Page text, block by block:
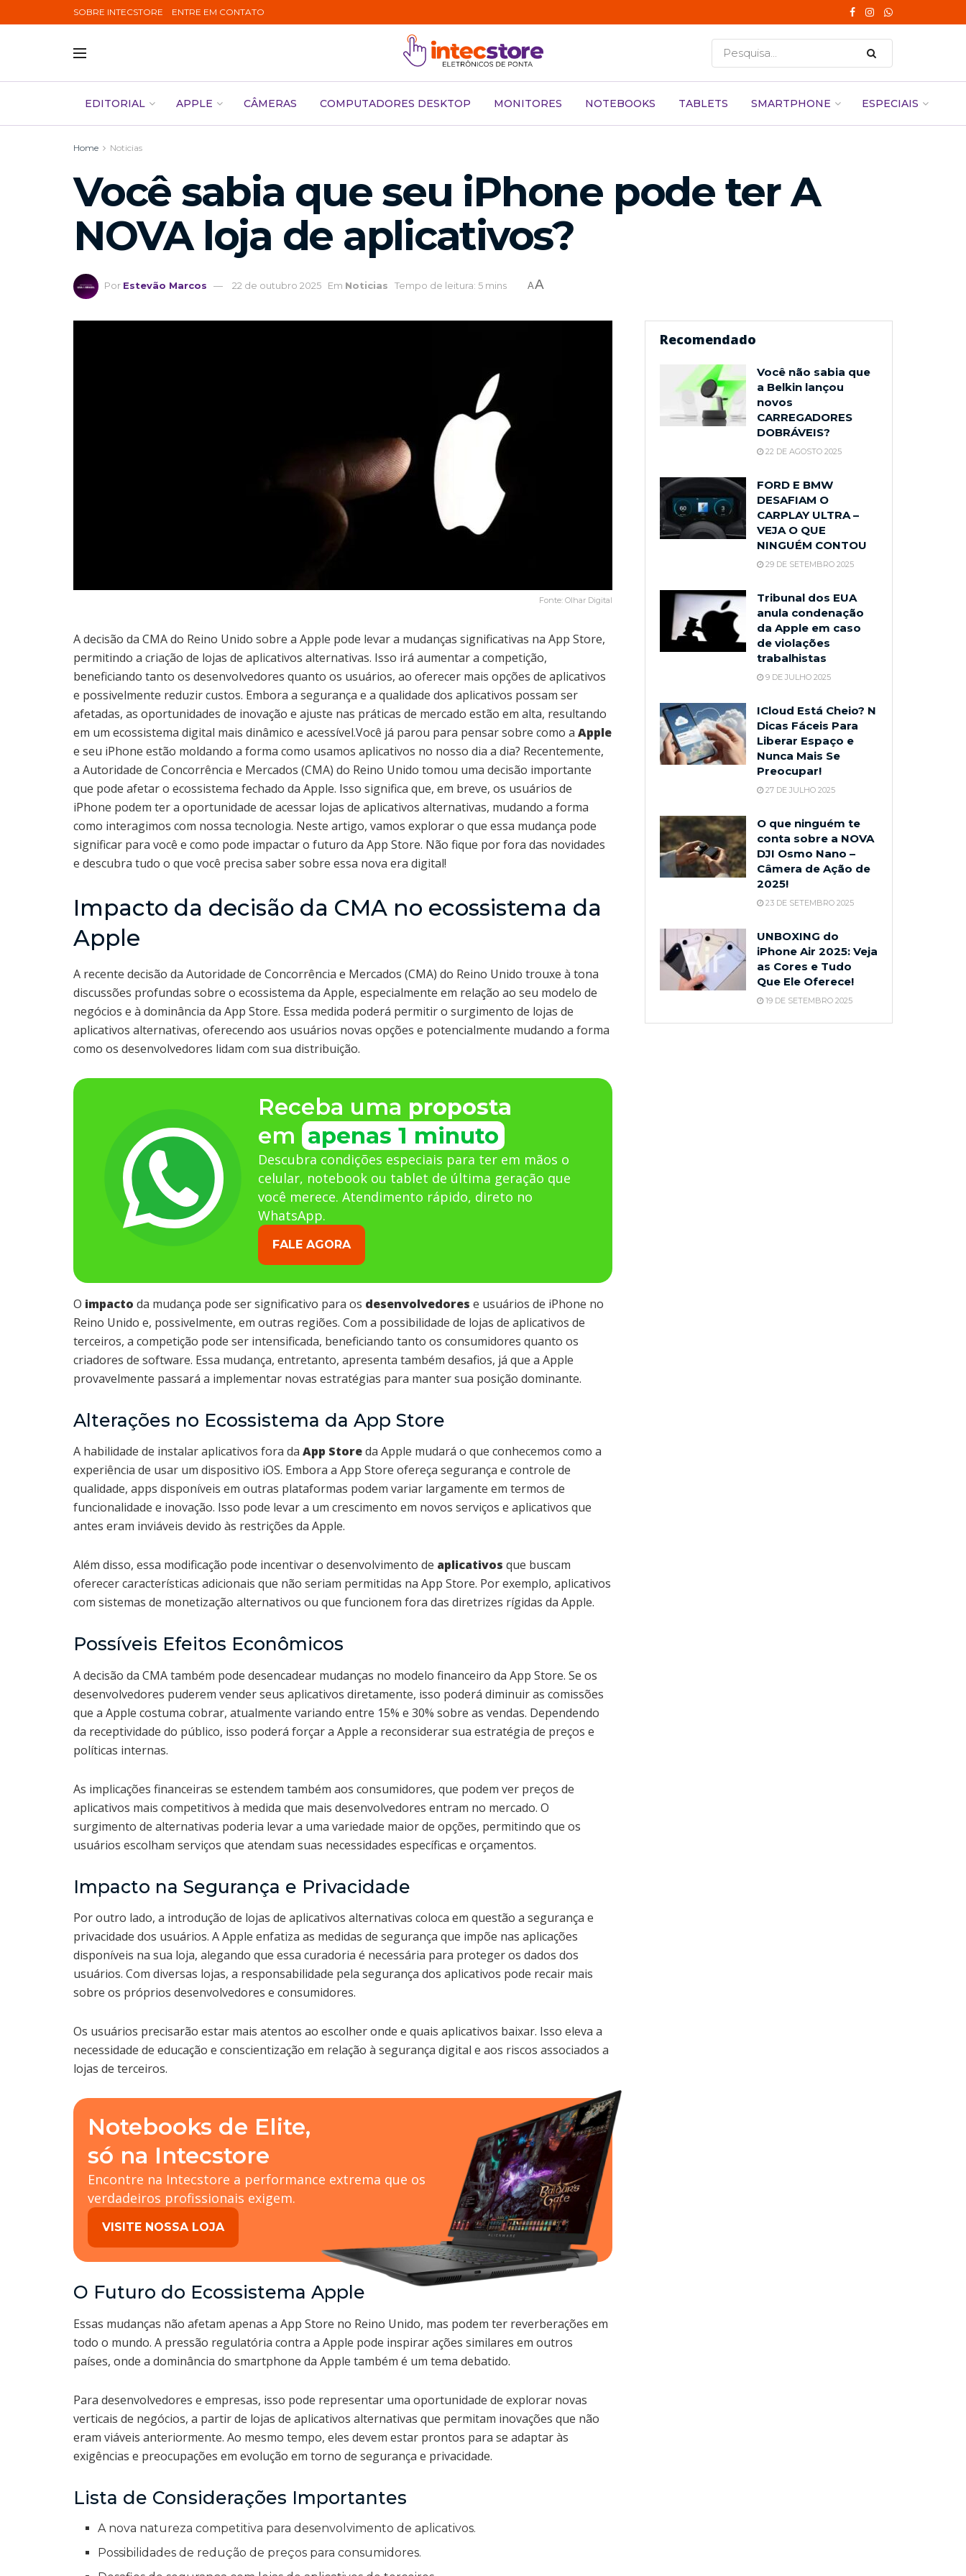
SOBRE INTECSTORE ENTRE EM CONTATO
EDITORIAL APPLE CÂMERAS COMPUTADORES DESKTOP MONITORES NOTEBOOKS TABLETS SMARTPHONE ESPECIAIS
Home Noticias
Você sabia que seu iPhone pode ter A
NOVA loja de aplicativos?
Por Estevão Marcos 22 de outubro 2025 Em Noticias Tempo de leitura: 5 mins AA
Fonte: Olhar Digital
A decisão da CMA do Reino Unido sobre a Apple pode levar a mudanças significativas na App Store,
permitindo a criação de lojas de aplicativos alternativas. Isso irá aumentar a competição,
beneficiando tanto os desenvolvedores quanto os usuários, ao oferecer mais opções de aplicativos
e possivelmente reduzir custos. Embora a segurança e a qualidade dos aplicativos possam ser
afetadas, as oportunidades de inovação e ajuste nas práticas de mercado estão em alta, resultando
em um ecossistema digital mais dinâmico e acessível.Você já parou para pensar sobre como a Apple
e seu iPhone estão moldando a forma como usamos aplicativos no nosso dia a dia? Recentemente,
a Autoridade de Concorrência e Mercados (CMA) do Reino Unido tomou uma decisão importante
que pode afetar o ecossistema fechado da Apple. Isso significa que, em breve, os usuários de
iPhone podem ter a oportunidade de acessar lojas de aplicativos alternativas, mudando a forma
como interagimos com nossa tecnologia. Neste artigo, vamos explorar o que essa mudança pode
significar para você e como pode impactar o futuro da App Store. Não fique por fora das novidades
e descubra tudo o que você precisa saber sobre essa nova era digital!
Impacto da decisão da CMA no ecossistema da
Apple
A recente decisão da Autoridade de Concorrência e Mercados (CMA) do Reino Unido trouxe à tona
discussões profundas sobre o ecossistema da Apple, especialmente em relação ao seu modelo de
negócios e à dominância da App Store. Essa medida poderá permitir o surgimento de lojas de
aplicativos alternativas, oferecendo aos usuários novas opções e potencialmente mudando a forma
como os desenvolvedores lidam com sua distribuição.
Receba uma proposta
em apenas 1 minuto
Descubra condições especiais para ter em mãos o
celular, notebook ou tablet de última geração que
você merece. Atendimento rápido, direto no
WhatsApp.
FALE AGORA
O impacto da mudança pode ser significativo para os desenvolvedores e usuários de iPhone no
Reino Unido e, possivelmente, em outras regiões. Com a possibilidade de lojas de aplicativos de
terceiros, a competição pode ser intensificada, beneficiando tanto os consumidores quanto os
criadores de software. Essa mudança, entretanto, apresenta também desafios, já que a Apple
provavelmente passará a implementar novas estratégias para manter sua posição dominante.
Alterações no Ecossistema da App Store
A habilidade de instalar aplicativos fora da App Storeda Apple mudará o que conhecemos como a
experiência de usar um dispositivo iOS. Embora a App Store ofereça segurança e controle de
qualidade, apps disponíveis em outras plataformas podem variar largamente em termos de
funcionalidade e inovação. Isso pode levar a um crescimento em novos serviços e aplicativos que
antes eram inviáveis devido às restrições da Apple.
Além disso, essa modificação pode incentivar o desenvolvimento de aplicativos que buscam
oferecer características adicionais que não seriam permitidas na App Store. Por exemplo, aplicativos
com sistemas de monetização alternativos ou que funcionem fora das diretrizes rígidas da Apple.
Possíveis Efeitos Econômicos
A decisão da CMA também pode desencadear mudanças no modelo financeiro da App Store. Se os
desenvolvedores puderem vender seus aplicativos diretamente, isso poderá diminuir as comissões
que a Apple costuma cobrar, atualmente variando entre 15% e 30% sobre as vendas. Dependendo
da receptividade do público, isso poderá forçar a Apple a reconsiderar sua estratégia de preços e
políticas internas.
As implicações financeiras se estendem também aos consumidores, que podem ver preços de
aplicativos mais competitivos à medida que mais desenvolvedores entram no mercado. O
surgimento de alternativas poderia levar a uma variedade maior de opções, permitindo que os
usuários escolham serviços que atendam suas necessidades específicas e orçamentos.
Impacto na Segurança e Privacidade
Por outro lado, a introdução de lojas de aplicativos alternativas coloca em questão a segurança e
privacidade dos usuários. A Apple enfatiza as medidas de segurança que impõe nas aplicações
disponíveis na sua loja, alegando que essa curadoria é necessária para proteger os dados dos
usuários. Com diversas lojas, a responsabilidade pela segurança dos aplicativos pode recair mais
sobre os próprios desenvolvedores e consumidores.
Os usuários precisarão estar mais atentos ao escolher onde e quais aplicativos baixar. Isso eleva a
necessidade de educação e conscientização em relação à segurança digital e aos riscos associados a
lojas de terceiros.
Notebooks de Elite,
só na Intecstore
Encontre na Intecstore a performance extrema que os
verdadeiros profissionais exigem.
VISITE NOSSA LOJA
O Futuro do Ecossistema Apple
Essas mudanças não afetam apenas a App Store no Reino Unido, mas podem ter reverberações em
todo o mundo. A pressão regulatória contra a Apple pode inspirar ações similares em outros
países, onde a dominância do smartphone da Apple também é um tema debatido.
Para desenvolvedores e empresas, isso pode representar uma oportunidade de explorar novas
verticais de negócios, a partir de lojas de aplicativos alternativas que permitam inovações que não
eram viáveis anteriormente. Ao mesmo tempo, eles devem estar prontos para se adaptar às
exigências e preocupações em evolução em torno de segurança e privacidade.
Lista de Considerações Importantes
A nova natureza competitiva para desenvolvimento de aplicativos.
Possibilidades de redução de preços para consumidores.
Recomendado
Você não sabia que
a Belkin lançou
novos
CARREGADORES
DOBRÁVEIS?
22 DE AGOSTO 2025
FORD E BMW
DESAFIAM O
CARPLAY ULTRA –
VEJA O QUE
NINGUÉM CONTOU
29 DE SETEMBRO 2025
Tribunal dos EUA
anula condenação
da Apple em caso
de violações
trabalhistas
9 DE JULHO 2025
ICloud Está Cheio? N
Dicas Fáceis Para
Liberar Espaço e
Nunca Mais Se
Preocupar!
27 DE JULHO 2025
O que ninguém te
conta sobre a NOVA
DJI Osmo Nano –
Câmera de Ação de
2025!
23 DE SETEMBRO 2025
UNBOXING do
iPhone Air 2025: Veja
as Cores e Tudo
Que Ele Oferece!
19 DE SETEMBRO 2025